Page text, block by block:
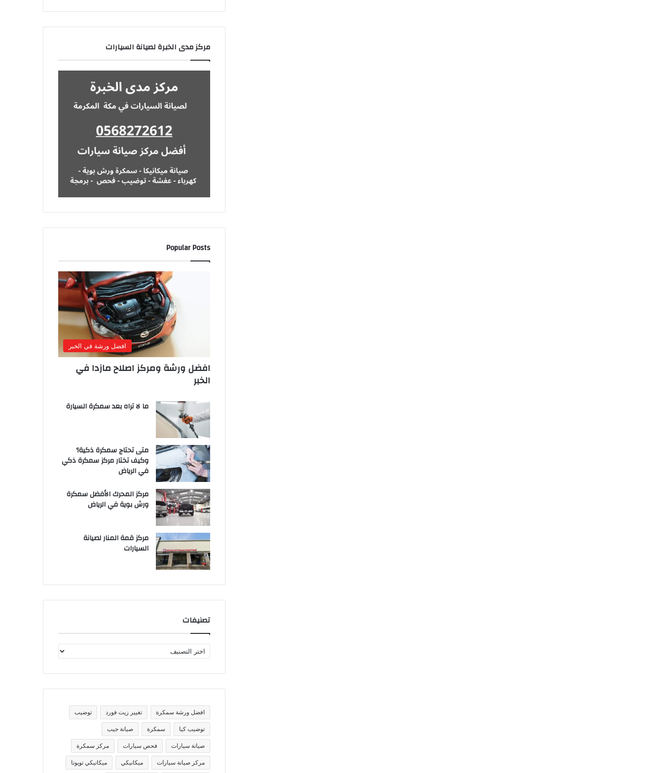
مركز مدى الخبرة لصيانة السيارات
Popular Posts
افضل ورشة في الخبر
افضل ورشة ومركز اصلاح مازدا في
الخبر
ما لا تراه بعد سمكرة السيارة
متى تحتاج سمكرة ذكية؟
وكيف تختار مركز سمكرة ذكي
في الرياض
مركز المحرك الأفضل سمكرة
ورش بوية في الرياض
مركز قمة المنار لصيانة
السيارات
تصنيفات
ص
ف
تافضل ورشة سمكرة تغيير زيت فورد توضيب
توضيب كيا سمكرة صيانة جيب
صيانة سيارات فحص سيارات مركز سمكرة
مركز صيانة سيارات ميكانيكي ميكانيكي تويوتا